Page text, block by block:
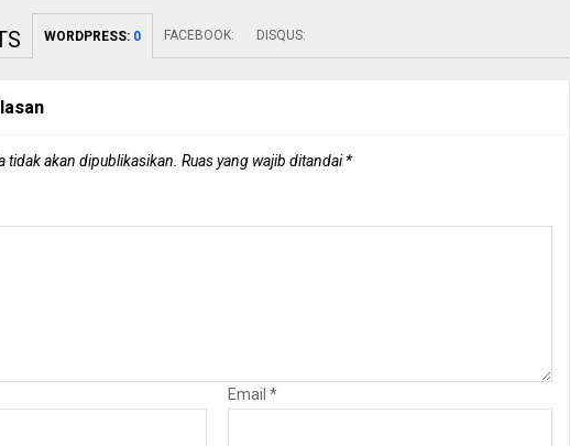
WORDPRESS: 0 FACEBOOK: DISQUS:
tidak akan dipublikasikan. Ruas yang wajib ditandai*
Email *